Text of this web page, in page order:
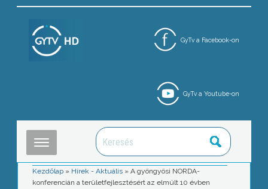
GyTv a Facebook-on
GyTv a Youtube-on
Kezdőlap » Hírek - Aktuális »A gyöngyösi NORDA-
konferencián a területfejlesztésért az elmúlt 10 évben